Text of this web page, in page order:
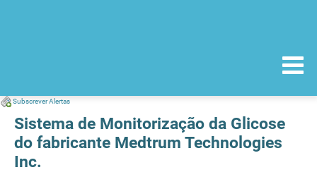
Subscrever Alertas
Sistema de Monitorização da Glicose
do fabricante Medtrum Technologies
Inc.